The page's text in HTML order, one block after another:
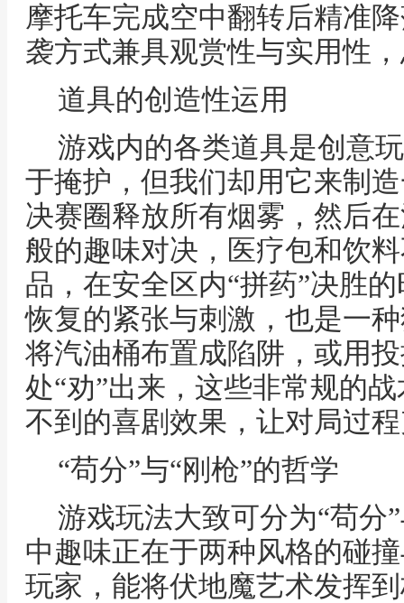
摩托车完成空中翻转后精准
袭方式兼具观赏性与实用性
道具的创造性运用
游戏内的各类道具是创意
于掩护，但我们却用它来制
决赛圈释放所有烟雾，然后
般的趣味对决，医疗包和饮
品，在安全区内“拼药”决胜
恢复的紧张与刺激，也是一
将汽油桶布置成陷阱，或用
处“劝”出来，这些非常规的
不到的喜剧效果，让对局过
“苟分”与“刚枪”的哲学
游戏玩法大致可分为“苟分
中趣味正在于两种风格的碰
玩家，能将伏地魔艺术发挥